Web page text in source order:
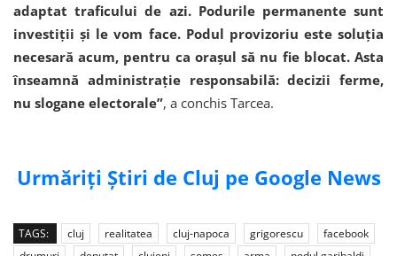
adaptat traficului de azi. Podurile permanente sunt
investiții și le vom face. Podul provizoriu este soluția
necesară acum, pentru ca orașul să nu fie blocat. Asta
înseamnă administrație responsabilă: decizii ferme,
nu slogane electorale”, a conchis Tarcea.
Urmăriți Știri de Cluj pe Google News
TAGS: cluj realitatea cluj-napoca grigorescu
facebook